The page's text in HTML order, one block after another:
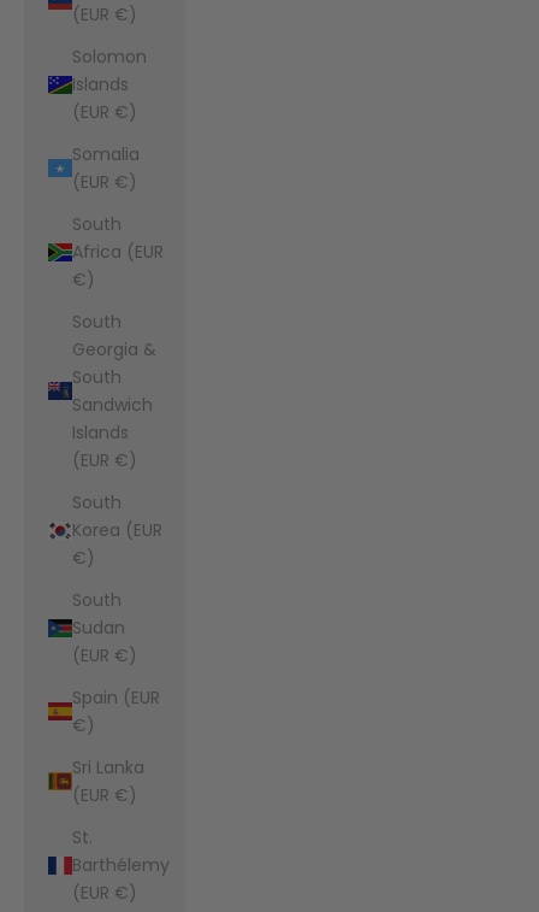
(EUR €)
Solomon
Islands
(EUR €)
Somalia
(EUR €)
South
Africa (EUR
€)
South
Georgia &
South
Sandwich
Islands
(EUR €)
South
Korea (EUR
€)
South
Sudan
(EUR €)
Spain (EUR
€)
Sri Lanka
(EUR €)
St.
Barthélemy
(EUR €)